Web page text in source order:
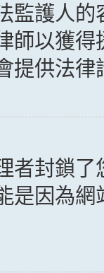
監護人
師以獲
提供法
者封鎖
是因為